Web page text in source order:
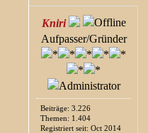
Kniri
Aufpasser/Gründer
Beiträge: 3.226
Themen: 1.404
Registriert seit: Oct 2014